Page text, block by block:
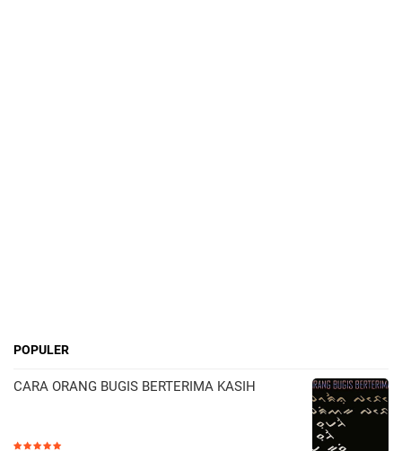
POPULER
CARA ORANG BUGIS BERTERIMA KASIH